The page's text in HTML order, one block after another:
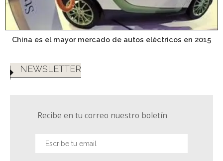
China es el mayor mercado de autos eléctricos en 2015
NEWSLETTER
Recibe en tu correo nuestro boletín